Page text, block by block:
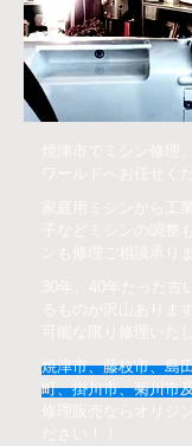
焼津市、藤枝市、島
町、掛川市、菊川市